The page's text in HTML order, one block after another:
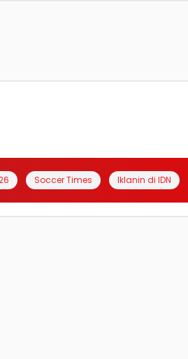
Soccer Times Iklanin di IDN